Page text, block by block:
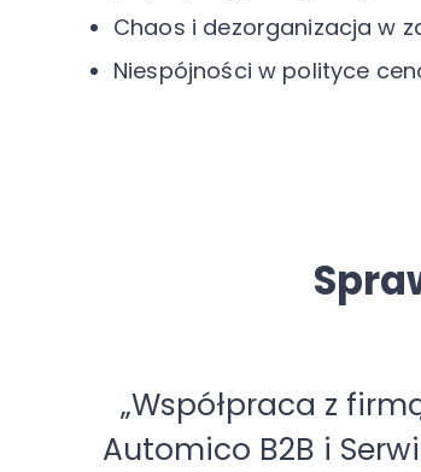
Chaos i dezorganizacja w
Niespójności w polityce
„Poszukiwaliśmy
Trafiliśmy na